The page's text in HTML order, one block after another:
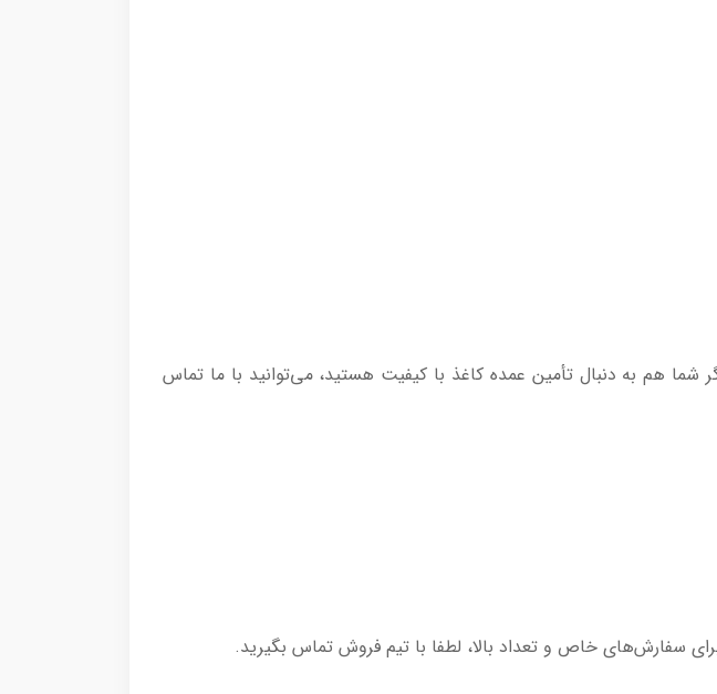
شما هم به دنبال تأمین عمده کاغذ با کیفیت هستید، می‌توانید با ما تماس
سفارش‌های خاص و تعداد بالا، لطفا با تیم فروش تماس بگیرید.